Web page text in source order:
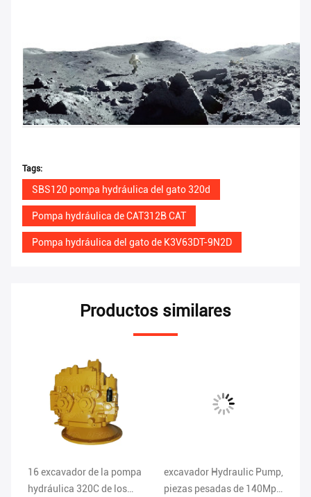
Tags:
SBS120 pompa hydráulica del gato 320d
Pompa hydráulica de CAT312B CAT
Pompa hydráulica del gato de K3V63DT-9N2D
Productos similares
16 excavador de la pompa
hydráulica 320C de los
excavador Hydraulic Pump,
piezas pesadas de 140Mpa